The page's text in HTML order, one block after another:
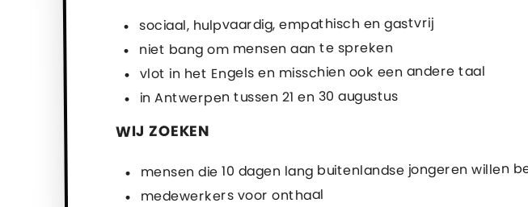
sociaal, hulpvaardig, empathisch en gastvrij
niet bang om mensen aan te spreken
vlot in het Engels en misschien ook een andere taal
in Antwerpen tussen 21 en 30 augustus
WIJ ZOEKEN
mensen die 10 dagen lang buitenlandse jongeren willen
medewerkers voor onthaal